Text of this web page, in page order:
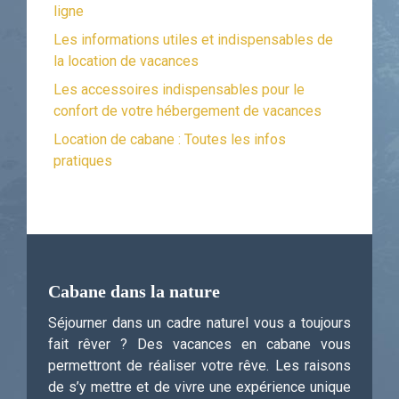
ligne
Les informations utiles et indispensables de
la location de vacances
Les accessoires indispensables pour le
confort de votre hébergement de vacances
Location de cabane : Toutes les infos
pratiques
Cabane dans la nature
Séjourner dans un cadre naturel vous a toujours
fait rêver ? Des vacances en cabane vous
permettront de réaliser votre rêve. Les raisons
de s’y mettre et de vivre une expérience unique